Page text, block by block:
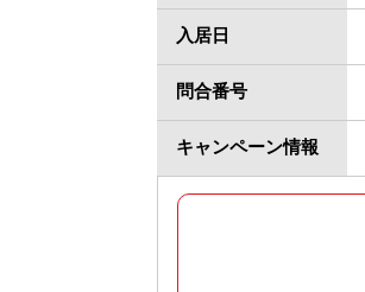
入居日
問合番号
キャンペーン情報